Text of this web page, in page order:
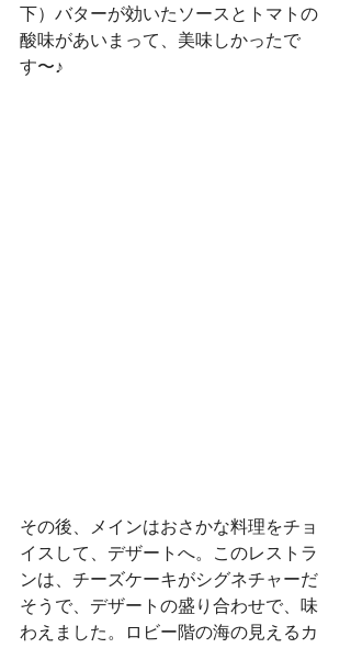
下）バターが効いたソースとトマトの
酸味があいまって、美味しかったで
す〜♪
その後、メインはおさかな料理をチョ
イスして、デザートへ。このレストラ
ンは、チーズケーキがシグネチャーだ
そうで、デザートの盛り合わせで、味
わえました。ロビー階の海の見えるカ